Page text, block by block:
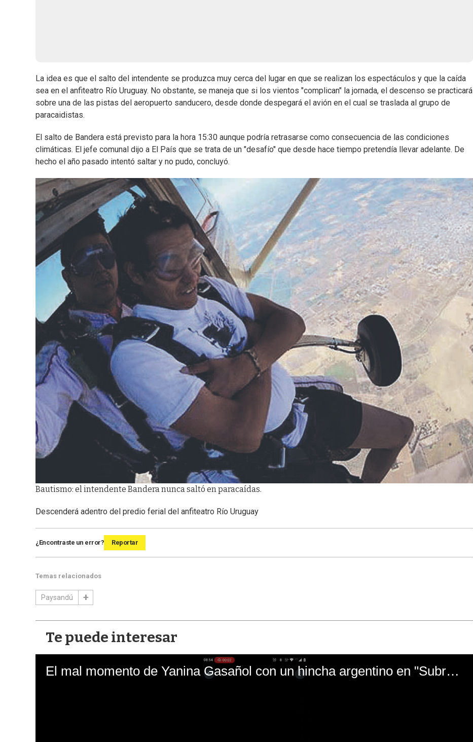
La idea es que el salto del intendente se produzca muy cerca del lugar en que se realizan los espectáculos y que la caída
sea en el anfiteatro Río Uruguay. No obstante, se maneja que si los vientos "complican" la jornada, el descenso se practicará
sobre una de las pistas del aeropuerto sanducero, desde donde despegará el avión en el cual se traslada al grupo de
paracaidistas.
El salto de Bandera está previsto para la hora 15:30 aunque podría retrasarse como consecuencia de las condiciones
climáticas. El jefe comunal dijo a El País que se trata de un "desafío" que desde hace tiempo pretendía llevar adelante. De
hecho el año pasado intentó saltar y no pudo, concluyó.
Bautismo: el intendente Bandera nunca saltó en paracaídas.
Descenderá adentro del predio ferial del anfiteatro Río Uruguay
¿Encontraste un error? Reportar
Temas relacionados
Paysandú
Te puede interesar
El mal momento de Yanina Gasañol con un hincha argentino en "Subrayado"